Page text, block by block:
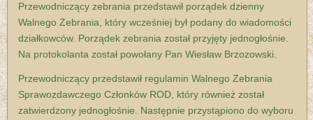
Przewodniczący zebrania przedstawił porządek dzienny
Walnego Zebrania, który wcześniej był podany do wiadomości
działkowców. Porządek zebrania został przyjęty jednogłośnie.
Na protokolanta został powołany Pan Wiesław Brzozowski.
Przewodniczący przedstawił regulamin Walnego Zebrania
Sprawozdawczego Członków ROD, który również został
zatwierdzony jednogłośnie. Następnie przystąpiono do wyboru